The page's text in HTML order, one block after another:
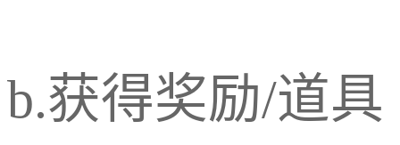
b.获得奖励/道具